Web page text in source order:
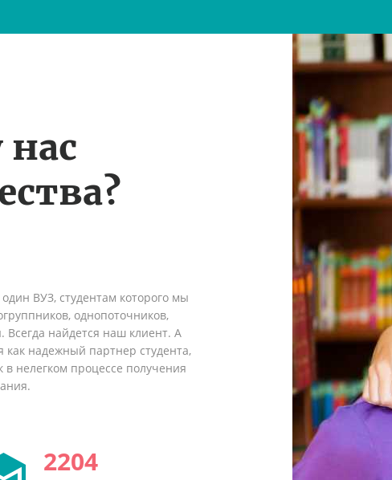
нас
ВУЗ, студентам которого мы
однопоточников,
Всегда найдется наш клиент. А
надежный партнер студента,
нелегком процессе получения
2204